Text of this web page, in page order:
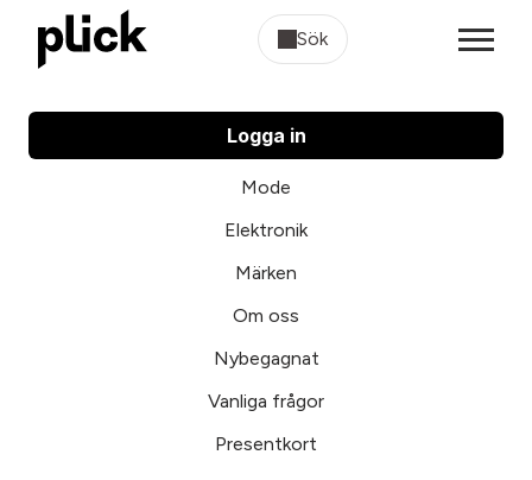
Sök
Logga in
Mode
Elektronik
Märken
Om oss
Nybegagnat
Vanliga frågor
Presentkort